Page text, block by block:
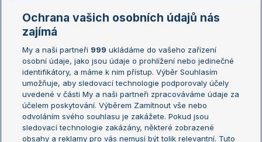
Žebříčky
Žebříček ATP (muži)
Žebříček WTA (ženy)
Sázkařský žebříček
Australian Open
French Open
Wimbledon
US Open
Turnaj mistrů
Turnaj mistryň
Ochrana vašich osobních údajů nás
zajímá
My a naši partneři 999 ukládáme do vašeho zařízení
osobní údaje, jako jsou údaje o prohlížení nebo jedinečné
identifikátory, a máme k nim přístup. Výběr Souhlasím
umožňuje, aby sledovací technologie podporovaly účely
uvedené v části My a naši partneři zpracováváme údaje za
účelem poskytování. Výběrem Zamítnout vše nebo
odvoláním svého souhlasu je zakážete. Pokud jsou
sledovací technologie zakázány, některé zobrazené
obsahy a reklamy pro vás nemusí být tolik relevantní. Tuto